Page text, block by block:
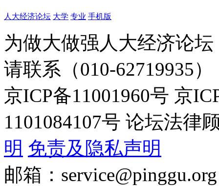
人大经济论坛 大学 专业 手机版
为做大做强人大经济论
请联系（010-62719935）
京ICP备11001960号 京
1101084107号 论坛法律
明 免责及隐私声明
邮箱：service@pinggu.org